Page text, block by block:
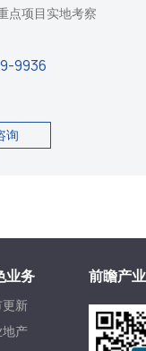
点项目实地考察
9936
询
业务
新
产
前瞻产